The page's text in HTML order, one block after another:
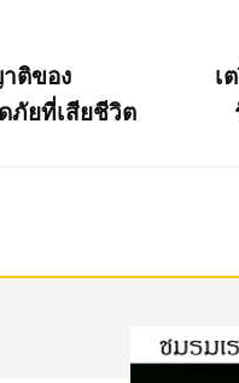
ติของ
ภัยที่เสียชีวิต
เ